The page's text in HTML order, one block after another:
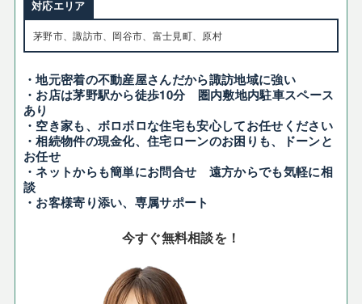
対応エリア
茅野市、諏訪市、岡谷市、富士見町、原村
・地元密着の不動産屋さんだから諏訪地域に強い
・お店は茅野駅から徒歩10分 圏内敷地内駐車スペース
あり
・空き家も、ボロボロな住宅も安心してお任せください
・相続物件の現金化、住宅ローンのお困りも、ドーンと
お任せ
・ネットからも簡単にお問合せ 遠方からでも気軽に相
談
・お客様寄り添い、専属サポート
今すぐ無料相談を！